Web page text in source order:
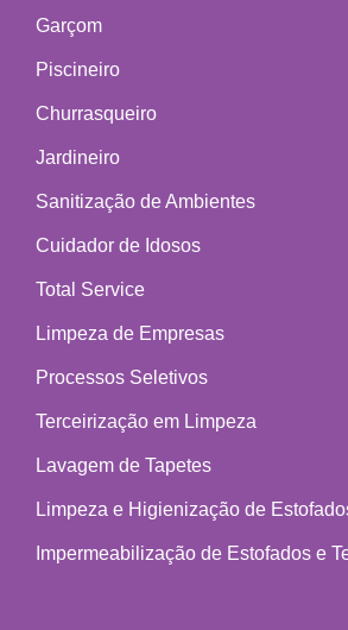
Garçom
Piscineiro
Churrasqueiro
Jardineiro
Sanitização de Ambientes
Cuidador de Idosos
Total Service
Limpeza de Empresas
Processos Seletivos
Terceirização em Limpeza
Lavagem de Tapetes
Limpeza e Higienização de
Impermeabilização de Estofados e